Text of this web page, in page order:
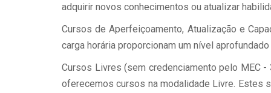
adquirir novos conhecimentos ou atualizar
Cursos de Aperfeiçoamento, Atualização e
carga horária proporcionam um nível
Cursos Livres (sem credenciamento pelo MEC
oferecemos cursos na modalidade Livre. Estes